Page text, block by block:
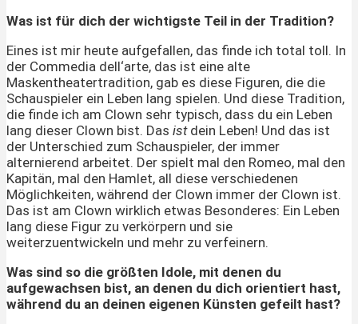
Was ist für dich der wichtigste Teil in der Tradition?
Eines ist mir heute aufgefallen, das finde ich total toll. In
der Commedia dell‘arte, das ist eine alte
Maskentheatertradition, gab es diese Figuren, die die
Schauspieler ein Leben lang spielen. Und diese Tradition,
die finde ich am Clown sehr typisch, dass du ein Leben
lang dieser Clown bist. Das istdein Leben! Und das ist
der Unterschied zum Schauspieler, der immer
alternierend arbeitet. Der spielt mal den Romeo, mal den
Kapitän, mal den Hamlet, all diese verschiedenen
Möglichkeiten, während der Clown immer der Clown ist.
Das ist am Clown wirklich etwas Besonderes: Ein Leben
lang diese Figur zu verkörpern und sie
weiterzuentwickeln und mehr zu verfeinern.
Was sind so die größten Idole, mit denen du
aufgewachsen bist, an denen du dich orientiert hast,
während du an deinen eigenen Künsten gefeilt hast?